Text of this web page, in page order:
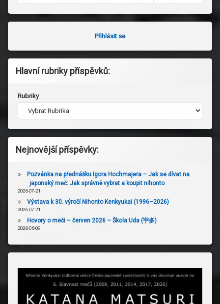
Přihlásit se
Hlavní rubriky příspěvků:
Rubriky
Nejnovější příspěvky:
Pozvánka na přednášku Igora Hochmajera – Jak se dívat na
japonský meč: Jak správně vybrat a koupit nihonto
2026-07-21
Výstava k 30. výročí Nihonto Kenkyukai (1996–2026)
2026-07-21
Hovory o meči – červen 2026 – Škola Uda (宇多)
2026-06-09